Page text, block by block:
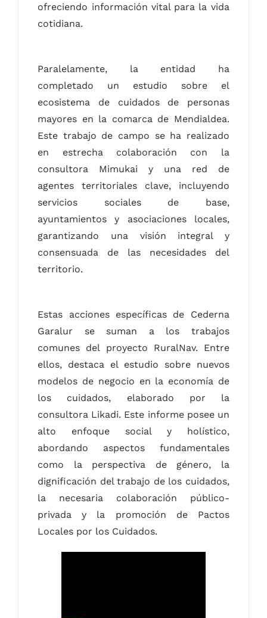
ofreciendo información vital para la vida
cotidiana.
Paralelamente, la entidad ha
completado un estudio sobre el
ecosistema de cuidados de personas
mayores en la comarca de Mendialdea.
Este trabajo de campo se ha realizado
en estrecha colaboración con la
consultora Mimukai y una red de
agentes territoriales clave, incluyendo
servicios sociales de base,
ayuntamientos y asociaciones locales,
garantizando una visión integral y
consensuada de las necesidades del
territorio.
Estas acciones específicas de Cederna
Garalur se suman a los trabajos
comunes del proyecto RuralNav. Entre
ellos, destaca el estudio sobre nuevos
modelos de negocio en la economía de
los cuidados, elaborado por la
consultora Likadi. Este informe posee un
alto enfoque social y holístico,
abordando aspectos fundamentales
como la perspectiva de género, la
dignificación del trabajo de los cuidados,
la necesaria colaboración público-
privada y la promoción de Pactos
Locales por los Cuidados.